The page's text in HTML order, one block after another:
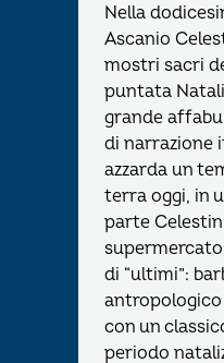
Nella
Ascanio
mostri sacri
puntata
grande
di narrazione
azzarda un
terra oggi, in
parte
supermercato
di “ultimi”:
con un
periodo